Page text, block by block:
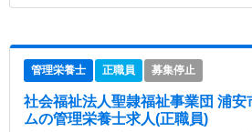
管理栄養士 正職員 募集停止
社会福祉法人聖隷福祉事業団 浦
ムの管理栄養士求人(正職員)